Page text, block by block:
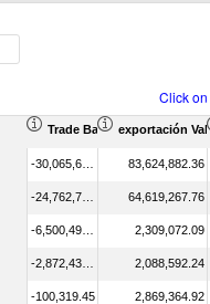
Click
Trade Balance (en miles de
exportación
83,624,882.36
64,619,267.76
2,309,072.09
2,088,592.24
-100,319.45 2,869,364.92